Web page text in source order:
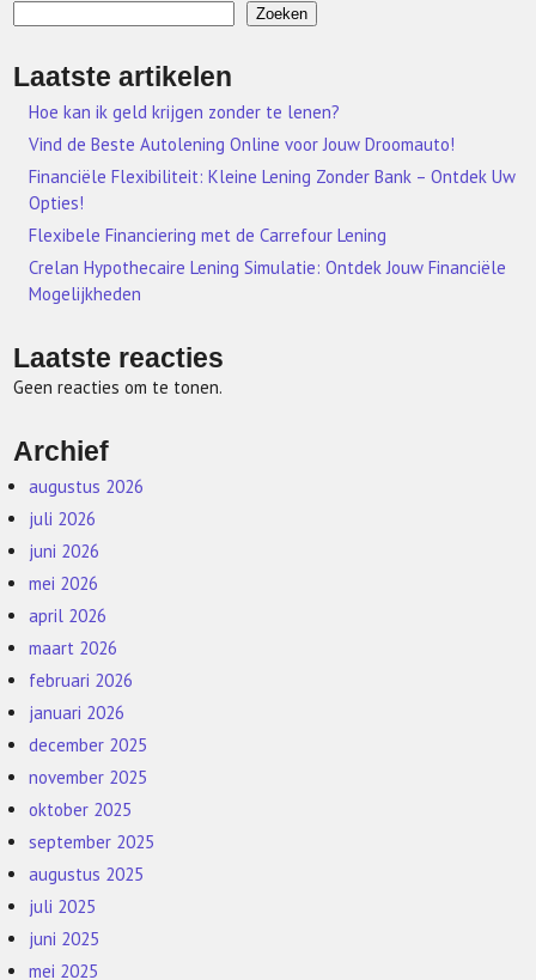
Zoeken
Laatste artikelen
Hoe kan ik geld krijgen zonder te lenen?
Vind de Beste Autolening Online voor Jouw Droomauto!
Financiële Flexibiliteit: Kleine Lening Zonder Bank – Ontdek Uw
Opties!
Flexibele Financiering met de Carrefour Lening
Crelan Hypothecaire Lening Simulatie: Ontdek Jouw Financiële
Mogelijkheden
Laatste reacties
Geen reacties om te tonen.
Archief
augustus 2026
juli 2026
juni 2026
mei 2026
april 2026
maart 2026
februari 2026
januari 2026
december 2025
november 2025
oktober 2025
september 2025
augustus 2025
juli 2025
juni 2025
mei 2025